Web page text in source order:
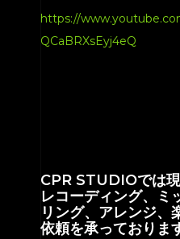
https://
QCaBRXsEyj4eQ
CPR STUDIOでは
レコーディング、ミ
リング、アレンジ、
依頼を承っておりま